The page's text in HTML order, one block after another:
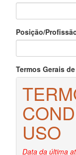
Posição/
Termos Gerais
USO
Data da última